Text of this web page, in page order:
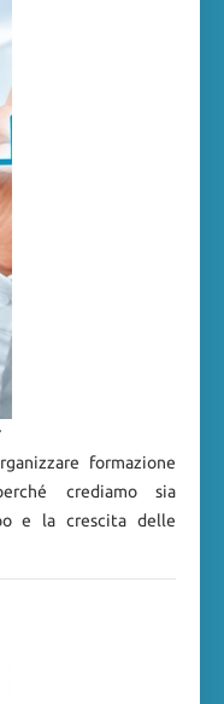
formazione
crediamo sia
e la crescita delle